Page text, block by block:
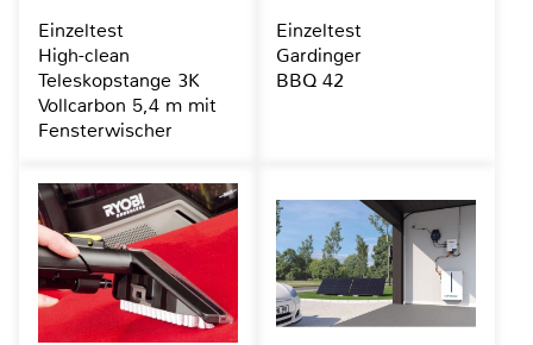
Einzeltest
High-clean
Teleskopstange 3K
Vollcarbon 5,4 m mit
Fensterwischer
Einzeltest
Gardinger
BBQ 42